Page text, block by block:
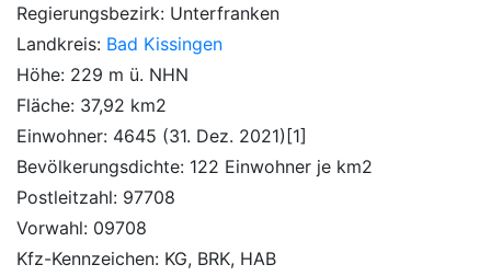
Regierungsbezirk: Unterfranken
Landkreis: Bad Kissingen
Höhe: 229 m ü. NHN
Fläche: 37,92 km2
Einwohner: 4645 (31. Dez. 2021)[1]
Bevölkerungsdichte: 122 Einwohner je km2
Postleitzahl: 97708
Vorwahl: 09708
Kfz-Kennzeichen: KG, BRK, HAB